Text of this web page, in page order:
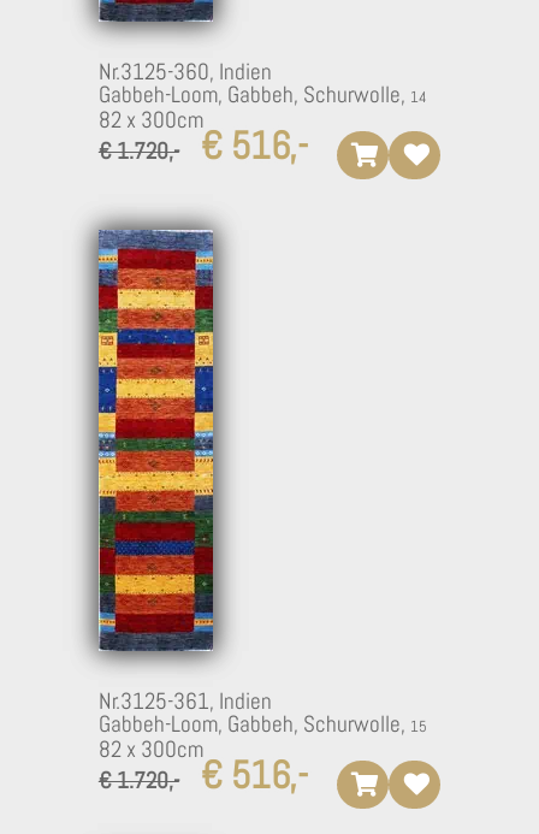
Nr.3125-360, Indien
Gabbeh-Loom, Gabbeh, Schurwolle,
82 x 300cm
€ 1.720,-
€ 516,-
Nr.3125-361, Indien
Gabbeh-Loom, Gabbeh, Schurwolle,
82 x 300cm
€ 1.720,-
€ 516,-